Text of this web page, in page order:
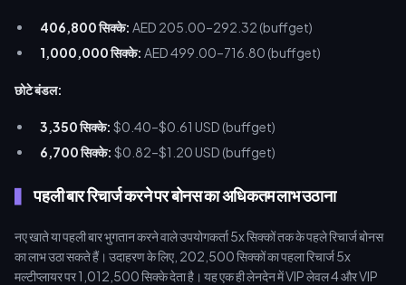
406,800 सिक्के: AED 205.00–292.32 (buffget)
1,000,000 सिक्के: AED 499.00–716.80 (buffget)
छोटे बंडल:
3,350 सिक्के: $0.40–$0.61 USD (buffget)
6,700 सिक्के: $0.82–$1.20 USD (buffget)
पहली बार रिचार्ज करने पर बोनस का अधिकतम लाभ उठाना
नए खाते या पहली बार भुगतान करने वाले उपयोगकर्ता 5x सिक्कों तक के पहले रिचार्ज बोनस
का लाभ उठा सकते हैं। उदाहरण के लिए, 202,500 सिक्कों का पहला रिचार्ज 5x
मल्टीप्लायर पर 1,012,500 सिक्के देता है। यह एक ही लेनदेन में VIP लेवल 4 और VIP